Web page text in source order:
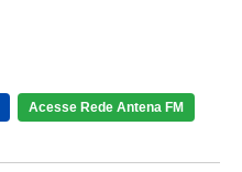
Acesse Rede Antena FM